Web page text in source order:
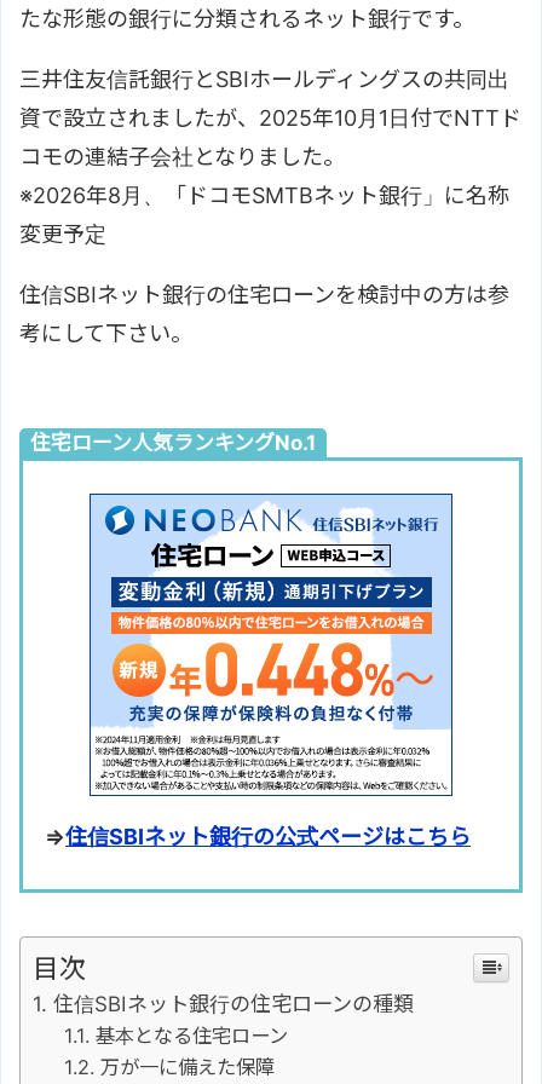
たな形態の銀行に分類されるネット銀行です。
三井住友信託銀行とSBIホールディングスの共同出
資で設立されましたが、2025年10月1日付でNTTド
コモの連結子会社となりました。
※2026年8月、「ドコモSMTBネット銀行」に名称
変更予定
住信SBIネット銀行の住宅ローンを検討中の方は参
考にして下さい。
住宅ローン人気ランキングNo.1
⇒住信SBIネット銀行の公式ページはこちら
目次
住信SBIネット銀行の住宅ローンの種類
基本となる住宅ローン
万が一に備えた保障